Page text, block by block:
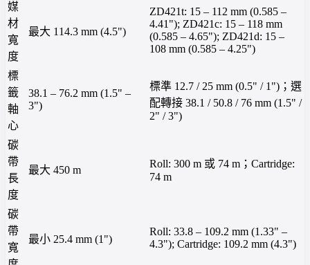
媒
材
寬
度
最大 114.3 mm (4.5")
ZD421t: 15 – 112 mm (0.585 –
4.41"); ZD421c: 15 – 118 mm
(0.585 – 4.65"); ZD421d: 15 –
108 mm (0.585 – 4.25")
標
籤
軸
心
38.1 – 76.2 mm (1.5" –
3")
標準 12.7 / 25 mm (0.5" / 1")；選
配轉接 38.1 / 50.8 / 76 mm (1.5" /
2" / 3")
碳
帶
長
度
最大 450 m
Roll: 300 m 或 74 m；Cartridge:
74 m
碳
帶
寬
最小 25.4 mm (1")
Roll: 33.8 – 109.2 mm (1.33" –
4.3"); Cartridge: 109.2 mm (4.3")